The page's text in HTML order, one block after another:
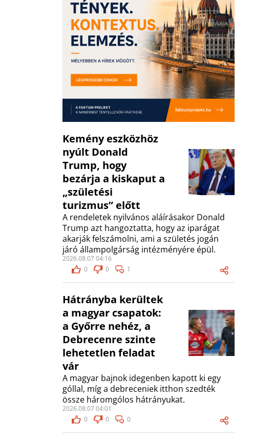
Kemény eszközhöz
nyúlt Donald
Trump, hogy
bezárja a kiskaput a
„születési
turizmus” előtt
A rendeletek nyilvános aláírásakor Donald
Trump azt hangoztatta, hogy az iparágat
akarják felszámolni, ami a születés jogán
járó állampolgárság intézményére épül.
2026.08.07 04:16
0
0 1
Hátrányba kerültek
a magyar csapatok:
a Győrre nehéz, a
Debrecenre szinte
lehetetlen feladat
vár
A magyar bajnok idegenben kapott ki egy
góllal, míg a debreceniek itthon szedték
össze háromgólos hátrányukat.
2026.08.07 04:01
0
0 0